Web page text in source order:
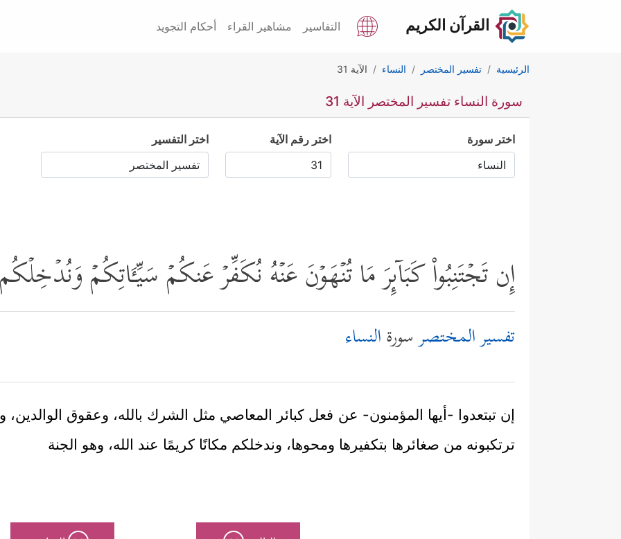
القرآن الكريم التفاسير مشاهير القراء أحكام التجويد
الرئيسية تفسير المختصر النساء الآية 31
سورة النساء تفسير المختصر الآية 31
اختر سورة اختر رقم الآية اختر التفسير
إِن تَجۡتَنِبُواْ كَبَاۤىِٕرَ مَا تُنۡهَوۡنَ عَنۡهُ نُكَفِّرۡ عَنكُمۡ سَیِّـَٔاتِكُمۡ
تفسير المختصرسورةالنساء
إن تبتعدوا -أيها المؤمنون- عن فعل كبائر المعاصي مثل الشرك بالله، وعقوق الوالدين،
ترتكبونه من صغائرها بتكفيرها ومحوها، وندخلكم مكانًا كريمًا عند الله، وهو الجنة